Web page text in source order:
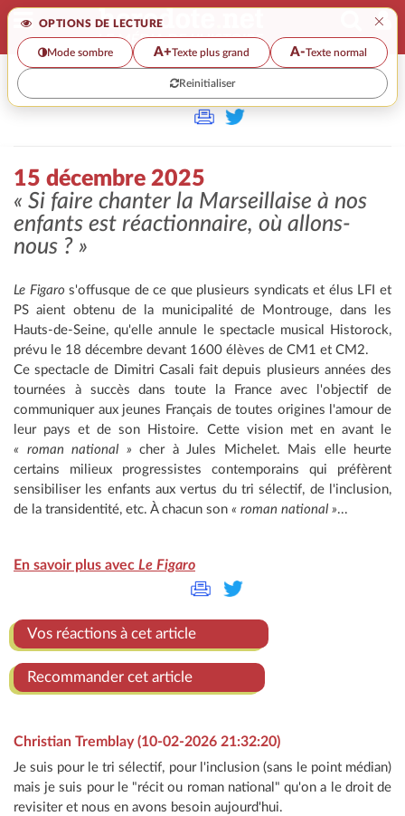
OPTIONS DE LECTURE ×
Mode sombre A+Texte plus grand A-Texte normal
Reinitialiser
>
15 décembre 2025
« Si faire chanter la Marseillaise à nos
enfants est réactionnaire, où allons-
nous ? »
Le Figaros'offusque de ce que plusieurs syndicats et élus LFI et
PS aient obtenu de la municipalité de Montrouge, dans les
Hauts-de-Seine, qu'elle annule le spectacle musical Historock,
prévu le 18 décembre devant 1600 élèves de CM1 et CM2.
Ce spectacle de Dimitri Casali fait depuis plusieurs années des
tournées à succès dans toute la France avec l'objectif de
communiquer aux jeunes Français de toutes origines l'amour de
leur pays et de son Histoire. Cette vision met en avant le
« roman national » cher à Jules Michelet. Mais elle heurte
certains milieux progressistes contemporains qui préfèrent
sensibiliser les enfants aux vertus du tri sélectif, de l'inclusion,
de la transidentité, etc. À chacun son « roman national »...
En savoir plus avec Le Figaro
Vos réactions à cet article
Recommander cet article
Christian Tremblay (10-02-2026 21:32:20)
Je suis pour le tri sélectif, pour l'inclusion (sans le point médian)
mais je suis pour le "récit ou roman national" qu'on a le droit de
revisiter et nous en avons besoin aujourd'hui.